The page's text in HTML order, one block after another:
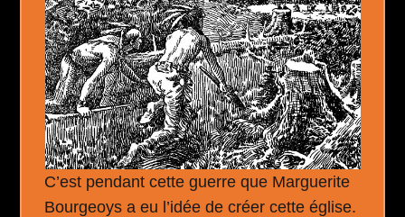
C’est pendant cette guerre que Marguerite
Bourgeoys a eu l’idée de créer cette église.